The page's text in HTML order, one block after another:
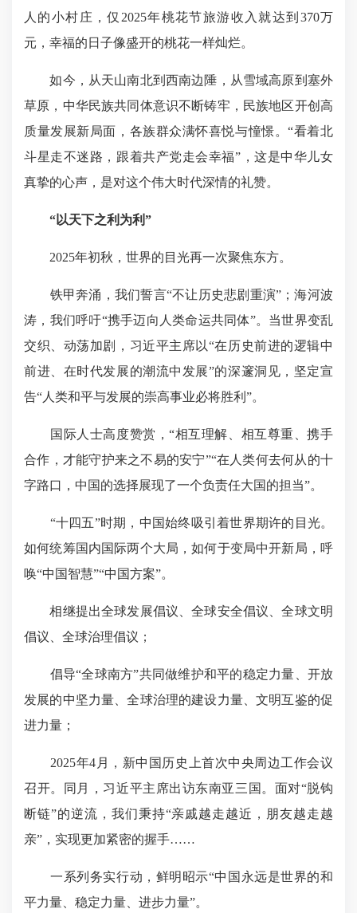
人的小村庄，仅2025年桃花节旅游收入就达到370万
元，幸福的日子像盛开的桃花一样灿烂。
如今，从天山南北到西南边陲，从雪域高原到塞外
草原，中华民族共同体意识不断铸牢，民族地区开创高
质量发展新局面，各族群众满怀喜悦与憧憬。“看着北
斗星走不迷路，跟着共产党走会幸福”，这是中华儿女
真挚的心声，是对这个伟大时代深情的礼赞。
“以天下之利为利”
2025年初秋，世界的目光再一次聚焦东方。
铁甲奔涌 ，我们誓言“不让历史悲剧重演”；海河波
涛 ，我们呼吁“携手迈向人类命运共同体”。 当世界变乱
交织、动荡加剧，习近平主席以“在历史前进的逻辑中
前进、在时代发展的潮流中发展”的深邃洞见，坚定宣
告“人类和平与发展的崇高事业必将胜利”。
国际人士高度赞赏，“相互理解、相互尊重、携手
合作，才能守护来之不易的安宁”“在人类何去何从的十
字路口，中国的选择展现了一个负责任大国的担当”。
“十四五”时期，中国始终吸引着世界期许的目光。
如何统筹国内国际两个大局，如何于变局中开新局，呼
唤“中国智慧”“中国方案”。
相继提出全球发展倡议、全球安全倡议、全球文明
倡议、全球治理倡议；
倡导“全球南方”共同做维护和平的稳定力量、开放
发展的中坚力量、全球治理的建设力量、文明互鉴的促
进力量；
2025年4月，新中国历史上首次中央周边工作会议
召开。同月，习近平主席出访东南亚三国。面对“脱钩
断链”的逆流，我们秉持“亲戚越走越近，朋友越走越
亲”，实现更加紧密的握手……
一系列务实行动，鲜明昭示“中国永远是世界的和
平力量、稳定力量、进步力量”。